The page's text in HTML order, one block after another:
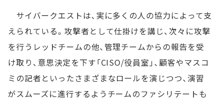
サイバークエストは、実に多くの人の協力によって支
えられている。攻撃者として仕掛けを講じ、次々に攻撃
を行うレッドチームの他、管理チームからの報告を受
け取り、意思決定を下す「CISO/役員室」、顧客やマスコ
ミの記者といったさまざまなロールを演じつつ、演習
がスムーズに進行するようチームのファシリテートも